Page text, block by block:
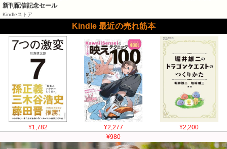
新刊配信記念セール
Kindleストア
Kindle 最近の売れ筋本
¥1,782 ¥2,277
¥2,200
¥980